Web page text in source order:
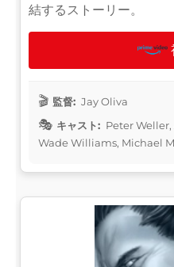
結するストーリー。
監督: Jay Oliva
キャスト: Peter
Wade Williams, Michael